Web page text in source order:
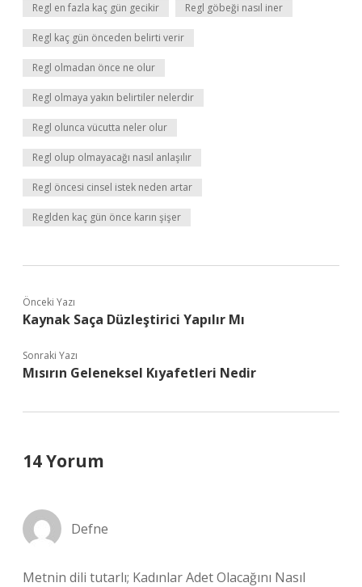
Regl en fazla kaç gün gecikir Regl göbeği nasıl iner
Regl kaç gün önceden belirti verir
Regl olmadan önce ne olur
Regl olmaya yakın belirtiler nelerdir
Regl olunca vücutta neler olur
Regl olup olmayacağı nasıl anlaşılır
Regl öncesi cinsel istek neden artar
Reglden kaç gün önce karın şişer
Önceki Yazı
Kaynak Saça Düzleştirici Yapılır Mı
Sonraki Yazı
Mısırın Geleneksel Kıyafetleri Nedir
14 Yorum
Defne
Metnin dili tutarlı; Kadınlar Adet Olacağını Nasıl